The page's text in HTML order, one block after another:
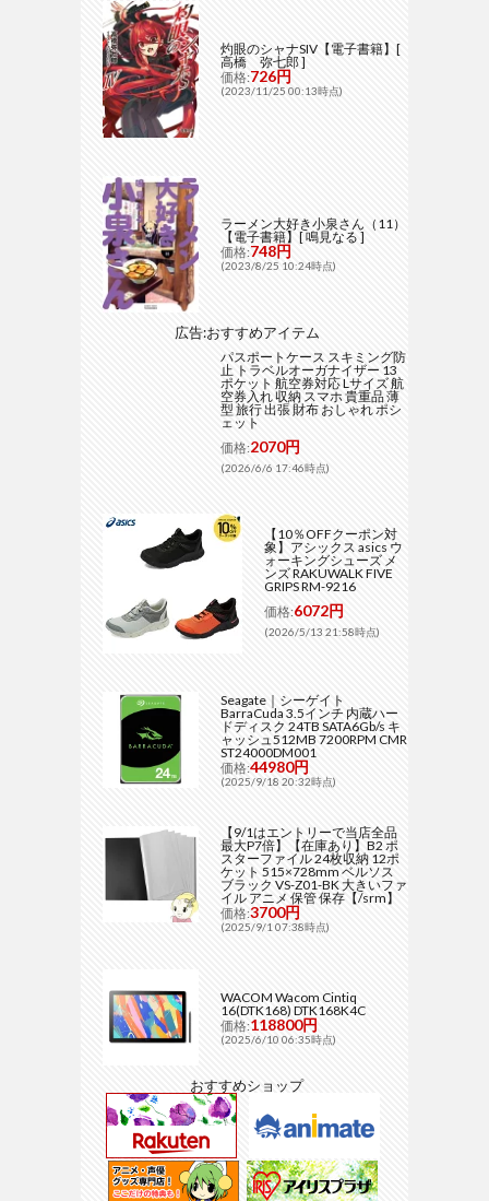
灼眼のシャナSIV【電子書籍】[
高橋 弥七郎 ]
価格:726円
(2023/11/25 00:13時点)
ラーメン大好き小泉さん（11）
【電子書籍】[ 鳴見なる ]
価格:748円
(2023/8/25 10:24時点)
広告:おすすめアイテム
パスポートケース スキミング防
止 トラベルオーガナイザー 13
ポケット 航空券対応 Lサイズ 航
空券入れ 収納 スマホ 貴重品 薄
型 旅行 出張 財布 おしゃれ ポシ
ェット
価格:2070円
(2026/6/6 17:46時点)
【10％OFFクーポン対
象】アシックス asics ウ
ォーキングシューズ メ
ンズ RAKUWALK FIVE
GRIPS RM-9216
価格:6072円
(2026/5/13 21:58時点)
Seagate｜シーゲイト
BarraCuda 3.5インチ 内蔵ハー
ドディスク 24TB SATA6Gb/s キ
ャッシュ512MB 7200RPM CMR
ST24000DM001
価格:44980円
(2025/9/18 20:32時点)
【9/1はエントリーで当店全品
最大P7倍】【在庫あり】B2 ポ
スターファイル 24枚収納 12ポ
ケット 515×728mm ベルソス
ブラック VS-Z01-BK 大きいファ
イル アニメ 保管 保存【/srm】
価格:3700円
(2025/9/1 07:38時点)
WACOM Wacom Cintiq
16(DTK168) DTK168K4C
価格:118800円
(2025/6/10 06:35時点)
おすすめショップ